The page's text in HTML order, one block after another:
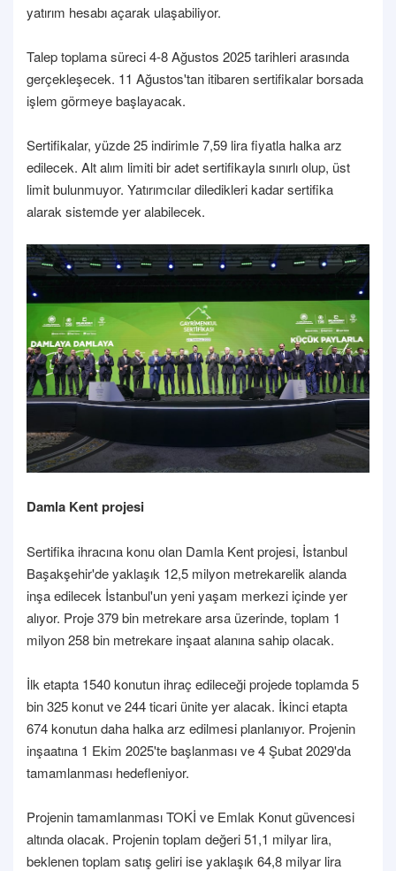
yatırım hesabı açarak ulaşabiliyor.
Talep toplama süreci 4-8 Ağustos 2025 tarihleri arasında
gerçekleşecek. 11 Ağustos'tan itibaren sertifikalar borsada
işlem görmeye başlayacak.
Sertifikalar, yüzde 25 indirimle 7,59 lira fiyatla halka arz
edilecek. Alt alım limiti bir adet sertifikayla sınırlı olup, üst
limit bulunmuyor. Yatırımcılar diledikleri kadar sertifika
alarak sistemde yer alabilecek.
Damla Kent projesi
Sertifika ihracına konu olan Damla Kent projesi, İstanbul
Başakşehir'de yaklaşık 12,5 milyon metrekarelik alanda
inşa edilecek İstanbul'un yeni yaşam merkezi içinde yer
alıyor. Proje 379 bin metrekare arsa üzerinde, toplam 1
milyon 258 bin metrekare inşaat alanına sahip olacak.
İlk etapta 1540 konutun ihraç edileceği projede toplamda 5
bin 325 konut ve 244 ticari ünite yer alacak. İkinci etapta
674 konutun daha halka arz edilmesi planlanıyor. Projenin
inşaatına 1 Ekim 2025'te başlanması ve 4 Şubat 2029'da
tamamlanması hedefleniyor.
Projenin tamamlanması TOKİ ve Emlak Konut güvencesi
altında olacak. Projenin toplam değeri 51,1 milyar lira,
beklenen toplam satış geliri ise yaklaşık 64,8 milyar lira